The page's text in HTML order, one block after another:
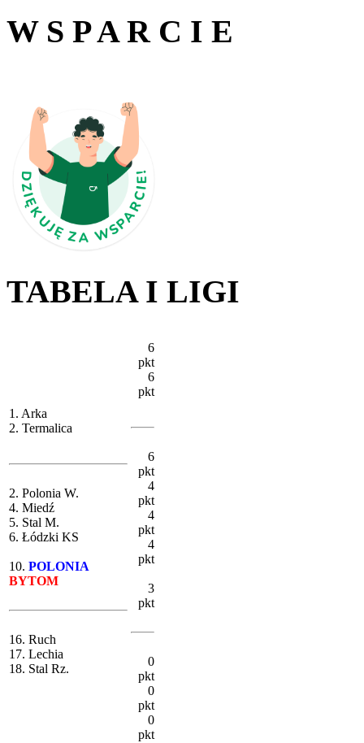
W S P A R C I E
TABELA I LIGI
1. Arka
2. Termalica
2. Polonia W.
4. Miedź
5. Stal M.
6. Łódzki KS
10. POLONIA
BYTOM
16. Ruch
17. Lechia
18. Stal Rz.
6
pkt
6
pkt
6
pkt
4
pkt
4
pkt
4
pkt
3
pkt
0
pkt
0
pkt
0
pkt